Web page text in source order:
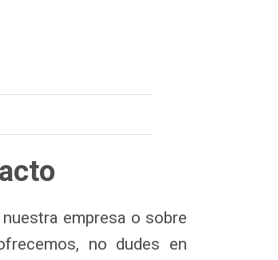
empresa o sobre
no dudes en